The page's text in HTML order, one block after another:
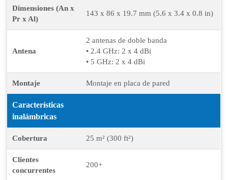
Dimensiones (An x
Pr x Al)
143 x 86 x 19.7 mm (5.6 x 3.4 x 0.8 in)
Antena
2 antenas de doble banda
• 2.4 GHz: 2 x 4 dBi
• 5 GHz: 2 x 4 dBi
Montaje Montaje en placa de pared
Características
inalámbricas
Cobertura 25 m² (300 ft²)
Clientes
concurrentes
200+